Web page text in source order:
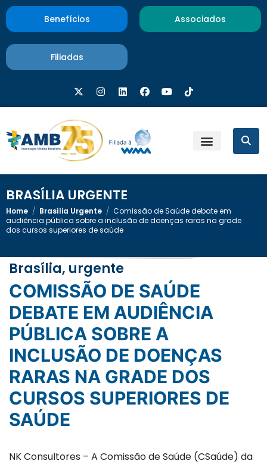
Benefícios Associados
Filiadas
BRASÍLIA URGENTE
Home / Brasília Urgente / Comissão de Saúde debate em
audiência pública sobre a inclusão de doenças raras na grade
dos cursos superiores de saúde
Brasília, urgente
COMISSÃO DE SAÚDE
DEBATE EM AUDIÊNCIA
PÚBLICA SOBRE A
INCLUSÃO DE DOENÇAS
RARAS NA GRADE DOS
CURSOS SUPERIORES DE
SAÚDE
NK Consultores – A Comissão de Saúde (CSaúde) da